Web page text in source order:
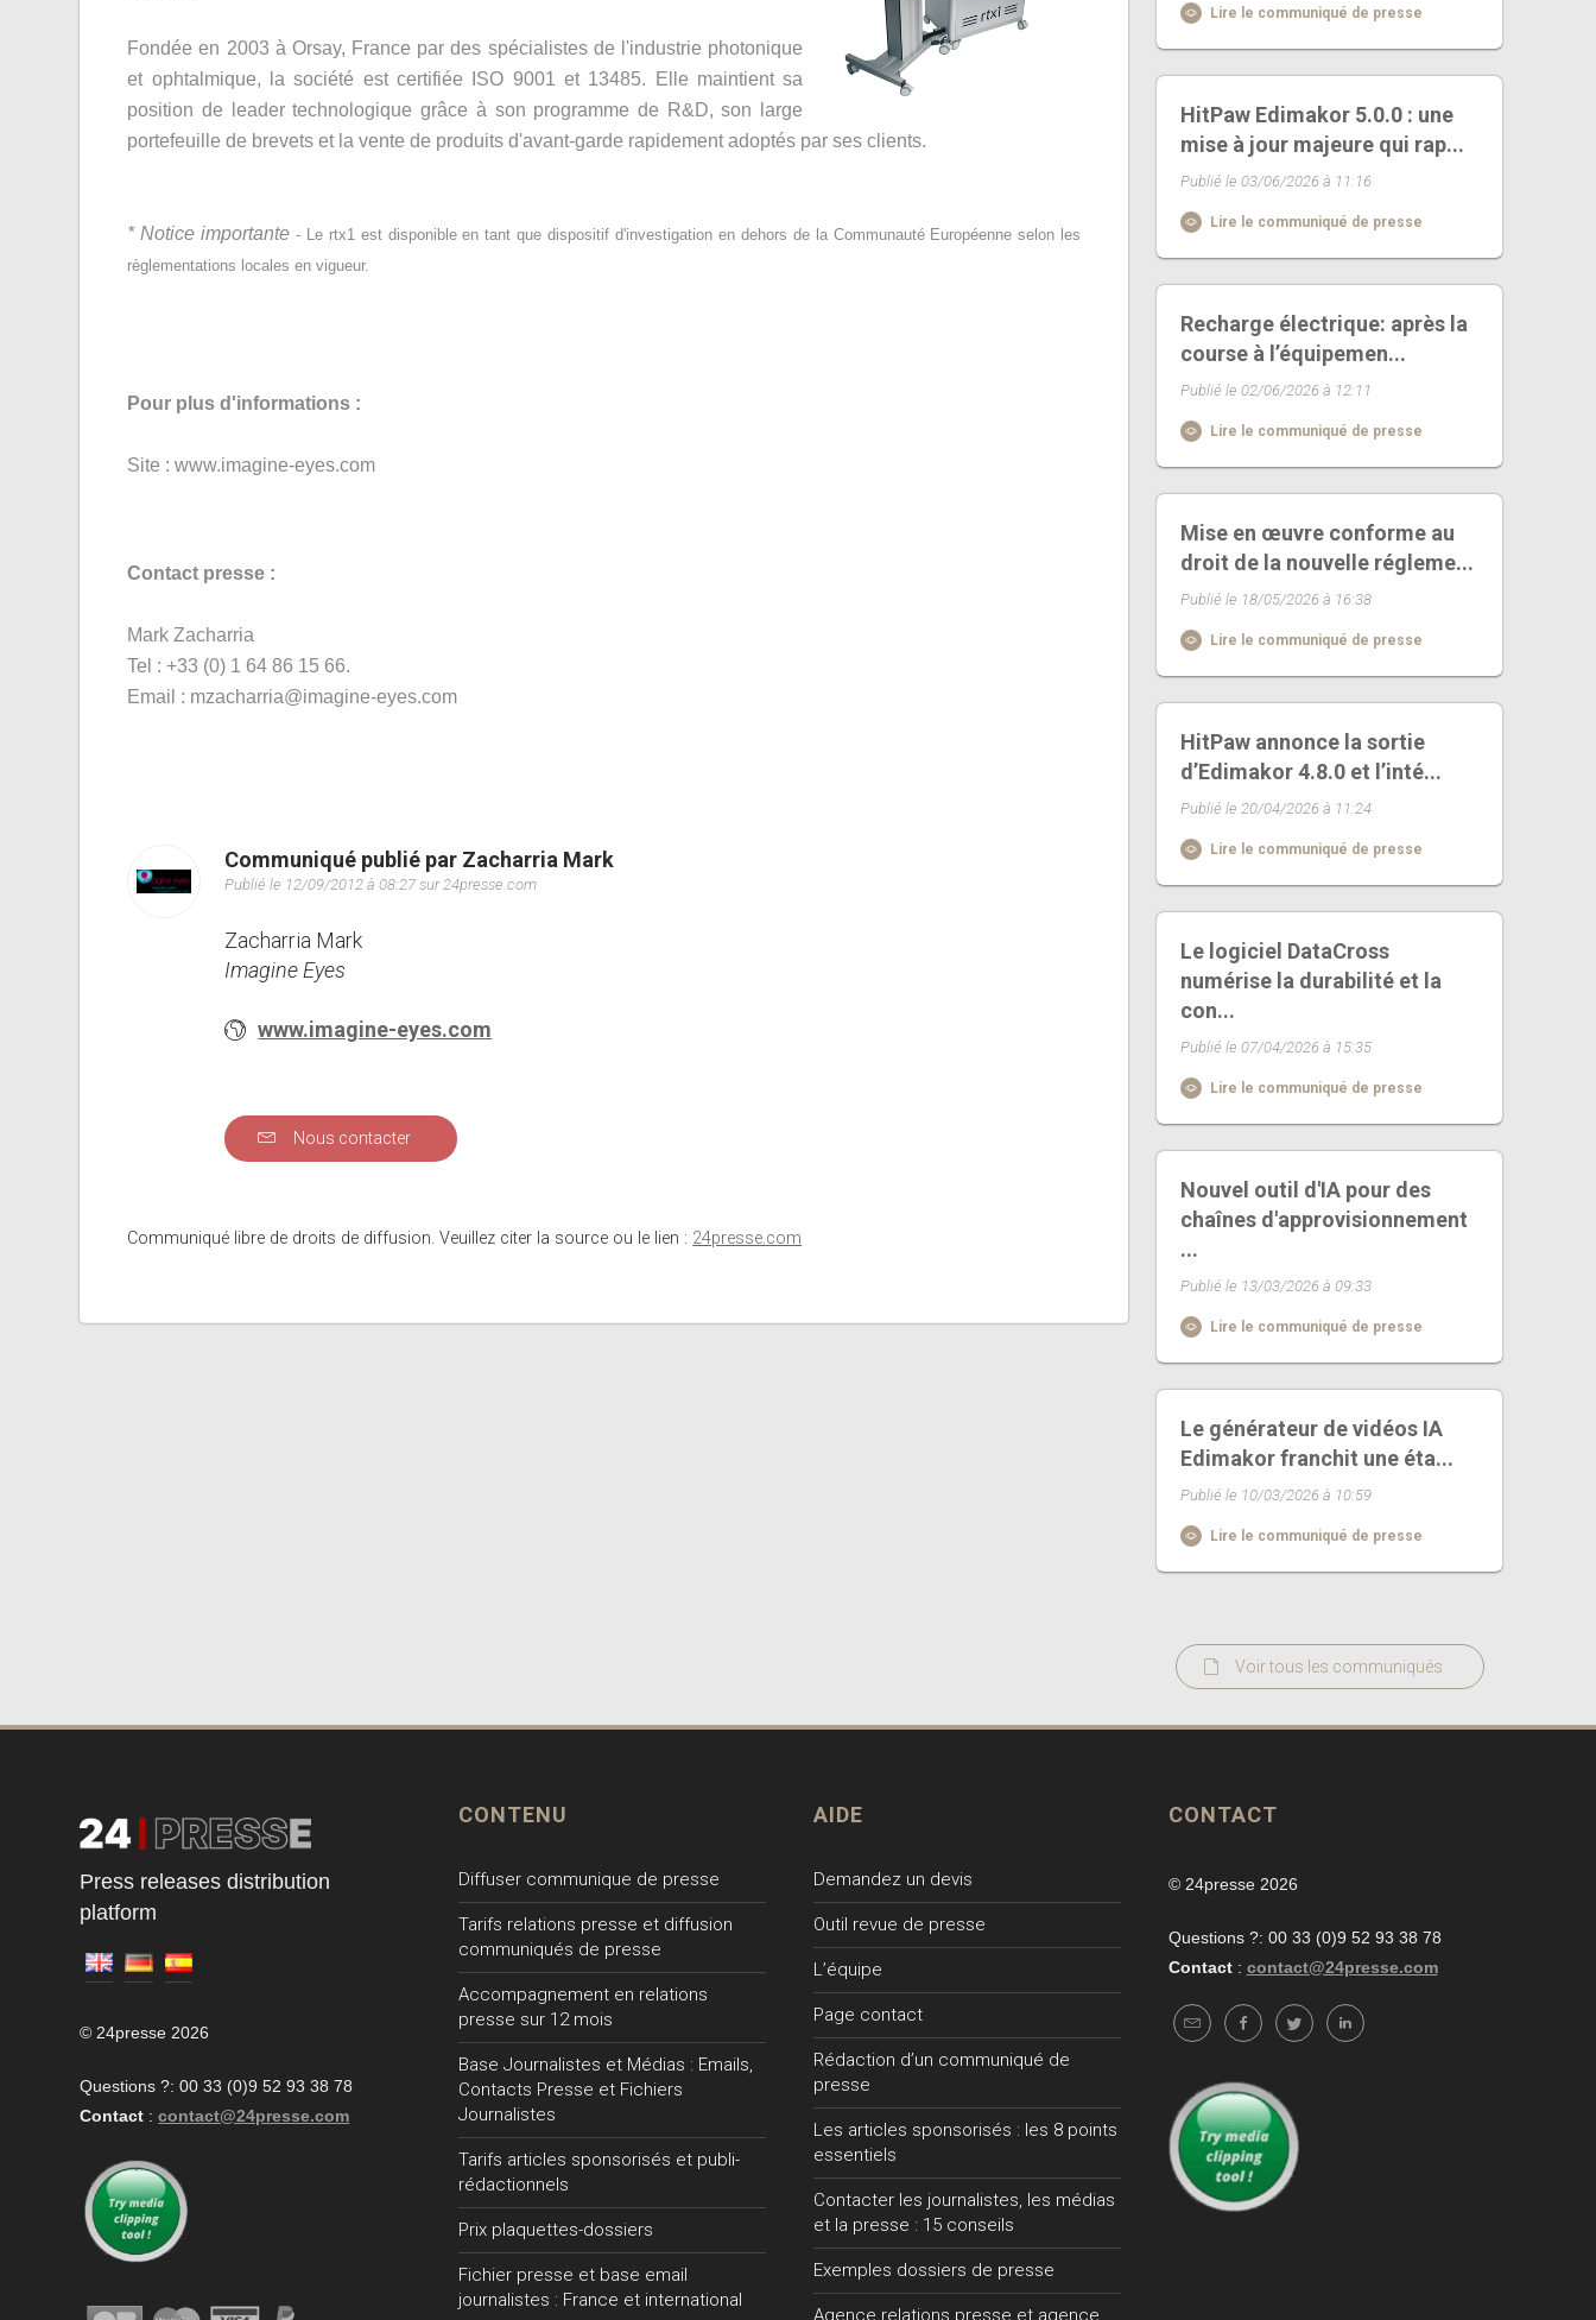
Fondée en 2003 à Orsay, France par des spécialistes de l'industrie photonique
et ophtalmique, la société est certifiée ISO 9001 et 13485. Elle maintient sa
position de leader technologique grâce à son programme de R&D, son large
portefeuille de brevets et la vente de produits d'avant-garde rapidement adoptés par ses clients.
* Notice importante - Le rtx1 est disponible en tant que dispositif d'investigation en dehors de la Communauté Européenne selon les
règlementations locales en vigueur.
Pour plus d'informations :
Site : www.imagine-eyes.com
Contact presse :
Mark Zacharria
Tel : +33 (0) 1 64 86 15 66.
Email : mzacharria@imagine-eyes.com
Communiqué publié par Zacharria Mark
Publié le 12/09/2012 à 08:27 sur 24presse.com
Zacharria Mark
Imagine Eyes
www.imagine-eyes.com
Nous contacter
Communiqué libre de droits de diffusion. Veuillez citer la source ou le lien : 24presse.com
Lire le communiqué de presse
HitPaw Edimakor 5.0.0 : une
mise à jour majeure qui rap...
Publié le 03/06/2026 à 11:16
Lire le communiqué de presse
Recharge électrique: après la
course à l’équipemen...
Publié le 02/06/2026 à 12:11
Lire le communiqué de presse
Mise en œuvre conforme au
droit de la nouvelle régleme...
Publié le 18/05/2026 à 16:38
Lire le communiqué de presse
HitPaw annonce la sortie
d’Edimakor 4.8.0 et l’inté...
Publié le 20/04/2026 à 11:24
Lire le communiqué de presse
Le logiciel DataCross
numérise la durabilité et la
con...
Publié le 07/04/2026 à 15:35
Lire le communiqué de presse
Nouvel outil d'IA pour des
chaînes d'approvisionnement
...
Publié le 13/03/2026 à 09:33
Lire le communiqué de presse
Le générateur de vidéos IA
Edimakor franchit une éta...
Publié le 10/03/2026 à 10:59
Lire le communiqué de presse
Voir tous les communiqués
Press releases distribution
platform
© 24presse 2026
Questions ?: 00 33 (0)9 52 93 38 78
Contact : contact@24presse.com
CONTENU
Diffuser communique de presse
Tarifs relations presse et diffusion
communiqués de presse
Accompagnement en relations
presse sur 12 mois
Base Journalistes et Médias : Emails,
Contacts Presse et Fichiers
Journalistes
Tarifs articles sponsorisés et publi-
rédactionnels
Prix plaquettes-dossiers
Fichier presse et base email
journalistes : France et international
AIDE
Demandez un devis
Outil revue de presse
L’équipe
Page contact
Rédaction d’un communiqué de
presse
Les articles sponsorisés : les 8 points
essentiels
Contacter les journalistes, les médias
et la presse : 15 conseils
Exemples dossiers de presse
Agence relations presse et agence
CONTACT
© 24presse 2026
Questions ?: 00 33 (0)9 52 93 38 78
Contact : contact@24presse.com